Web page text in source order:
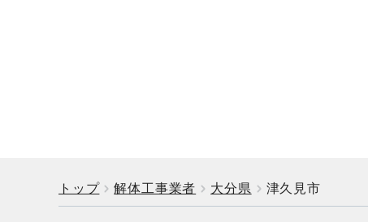
トップ 解体工事業者 大分県 津久見市